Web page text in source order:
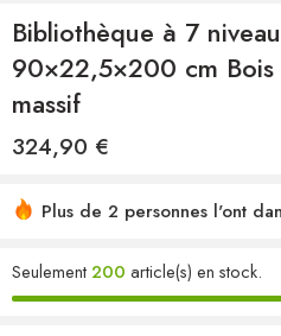
Bibliothèque à 7
90×22,5×200 cm Bois
massif
324,90 €
Plus de 2 personnes l'ont
Seulement200 article(s) en stock.